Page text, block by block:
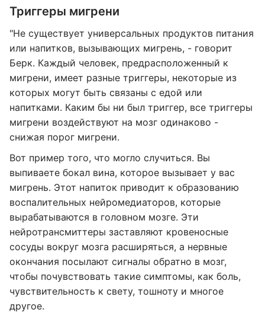
Триггеры мигрени
"Не существует универсальных продуктов питания
или напитков, вызывающих мигрень, - говорит
Берк. Каждый человек, предрасположенный к
мигрени, имеет разные триггеры, некоторые из
которых могут быть связаны с едой или
напитками. Каким бы ни был триггер, все триггеры
мигрени воздействуют на мозг одинаково -
снижая порог мигрени.
Вот пример того, что могло случиться. Вы
выпиваете бокал вина, которое вызывает у вас
мигрень. Этот напиток приводит к образованию
воспалительных нейромедиаторов, которые
вырабатываются в головном мозге. Эти
нейротрансмиттеры заставляют кровеносные
сосуды вокруг мозга расширяться, а нервные
окончания посылают сигналы обратно в мозг,
чтобы почувствовать такие симптомы, как боль,
чувствительность к свету, тошноту и многое
другое.